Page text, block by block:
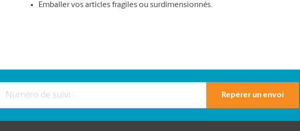
Emballer vos articles fragiles ou surdimensionnés.
Repérer un envoi